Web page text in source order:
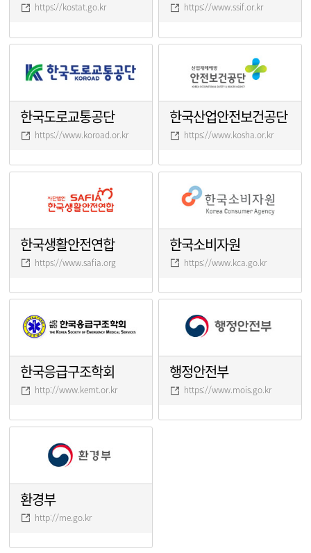
https://kostat.go.kr https://www.ssif.or.kr
한국도로교통공단
https://www.koroad.or.kr
한국산업안전보건공단
https://www.kosha.or.kr
한국생활안전연합
https://www.safia.org
한국소비자원
https://www.kca.go.kr
한국응급구조학회
http://www.kemt.or.kr
행정안전부
https://www.mois.go.kr
환경부
http://me.go.kr